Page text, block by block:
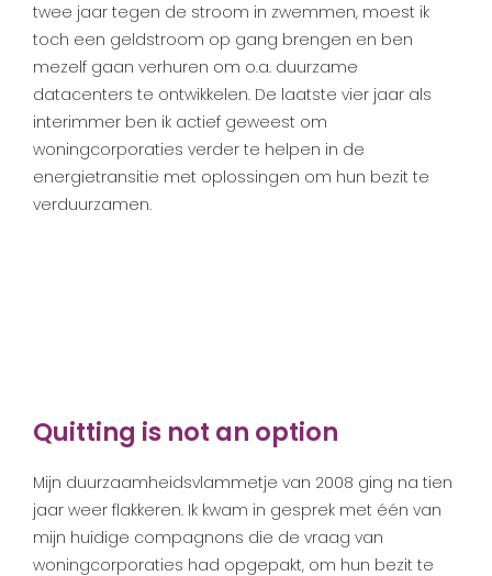
twee jaar tegen de stroom in zwemmen, moest ik
toch een geldstroom op gang brengen en ben
mezelf gaan verhuren om o.a. duurzame
datacenters te ontwikkelen. De laatste vier jaar als
interimmer ben ik actief geweest om
woningcorporaties verder te helpen in de
energietransitie met oplossingen om hun bezit te
verduurzamen.
Quitting is not an option
Mijn duurzaamheidsvlammetje van 2008 ging na tien
jaar weer flakkeren. Ik kwam in gesprek met één van
mijn huidige compagnons die de vraag van
woningcorporaties had opgepakt, om hun bezit te